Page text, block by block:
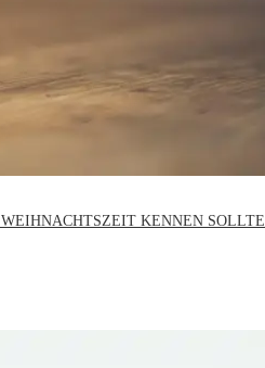
KENNEN SOLLTE